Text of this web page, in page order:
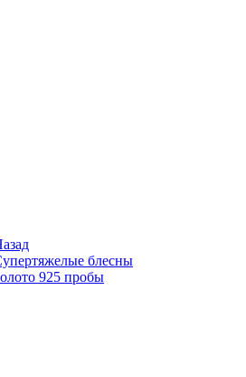
блесны
925 пробы